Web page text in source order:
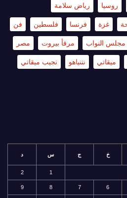
روسيا رياض سلامة
غزة فرنسا فلسطين فن
مجلس النواب مرفأ بيروت مصر
ميقاتي نتنياهو نجيب ميقاتي
خ ج س د
1
2
6
7
8
9